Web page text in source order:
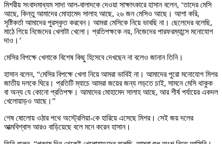
মিশরীয় সংবাদমাধ্যম সাদা আল-বালাদকে দেওয়া সাক্ষাৎকারে হাসান বলেন, ‘তাদের মেসি
আছে, কিন্তু আমাদের মোহামেদ সালাহ আছে, ২৬ জন মেসিও আছে। আশা করি,
সৃষ্টিকর্তা আমাদের পুরস্কৃত করবেন। আমরা মেসিকে নিয়ে ভাবছি না। ছেলেদের বলেছি,
মাঠে গিয়ে নিজেদের খেলাটা খেলো। প্রতিপক্ষকে নয়, নিজেদের পারফরম্যান্সে মনোযোগ
দাও।’
মেসির বিপক্ষে খেলাকে বিশেষ কিছু হিসেবে দেখছেন না বলেও জানান তিনি।
হাসান বলেন, “মেসির বিপক্ষে খেলা নিয়ে আমরা ভাবিই না। আমাদের পুরো মনোযোগ মিশর
জাতীয় দলকে ঘিরে। প্রতিটি ম্যাচে আমরা জয়ের জন্য লড়তে চাই, সামনে মেসি থাকুক
বা অন্য যে কোনো প্রতিপক্ষ। আমাদের মোহামেদ সালাহ আছে, আর শীর্ষ পর্যায়ের একদল
খেলোয়াড়ও আছে।”
শেষ ষোলোয় ওঠার পথে অস্ট্রেলিয়া-কে হারিয়ে এসেছে মিশর। সেই জয় দলের
আত্মবিশ্বাস আরও বাড়িয়েছে বলে মনে করেন হাসান।